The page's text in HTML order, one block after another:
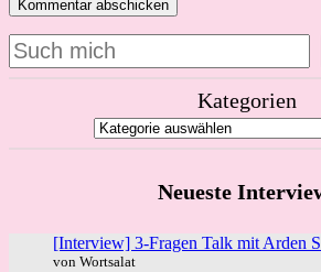
Suchen
Kategorien
Neueste
[Interview] 3-Fragen Talk mit Arden
von Wortsalat